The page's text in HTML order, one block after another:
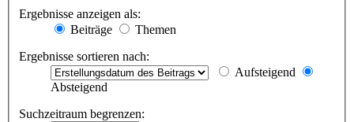
Ergebnisse anzeigen als:
Beiträge
Themen
Ergebnisse sortieren nach:
Aufsteigend
Absteigend
Suchzeitraum begrenzen: